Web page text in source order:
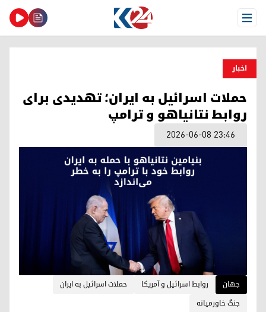
Open Menu
اخبار
حملات اسرائیل به ایران؛ تهدیدی برای
روابط نتانیاهو و ترامپ
2026-06-08 23:46
جهان روابط اسرائیل و آمریکا
حملات اسرائیل به ایران
جنگ خاورمیانه